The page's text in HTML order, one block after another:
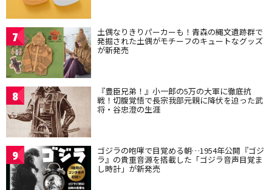
7 土偶なりきりパーカーも！青森の縄文遺跡群で
発掘された土偶がモチーフのキュートなグッズ
が新発売
8 『豊臣兄弟！』小一郎の5万の大軍に徹底抗
戦！切腹覚悟で長宗我部元親に降伏を迫った武
将・谷忠澄の生涯
9 ゴジラの咆哮で目覚める朝…1954年公開『ゴジ
ラ』の貴重音源を搭載した「ゴジラ音声目覚ま
し時計」が新発売